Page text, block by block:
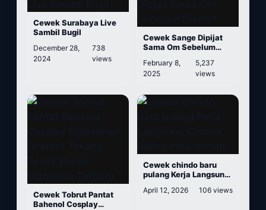
Cewek Surabaya Live
Sambil Bugil
December 28,
2024
738
views
Cewek Sange Dipijat
Sama Om Sebelum
February 8,
2025
5,237
views
Cewek Tobrut Pantat
Bahenol Cosplay
Cewek chindo baru
pulang Kerja Langsung
terbaru
April 12, 2026 106 views